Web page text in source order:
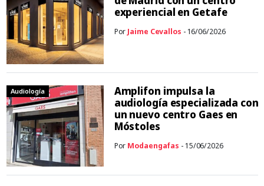
experiencial en Getafe
Por Jaime Cevallos - 16/06/2026
Audiología
Amplifon impulsa la
audiología especializada con
un nuevo centro Gaes en
Móstoles
Por Modaengafas - 15/06/2026